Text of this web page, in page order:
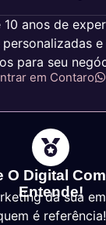
10 anos de
para seu
em Contaro
O Digital
Entende!
da sua
é referência!